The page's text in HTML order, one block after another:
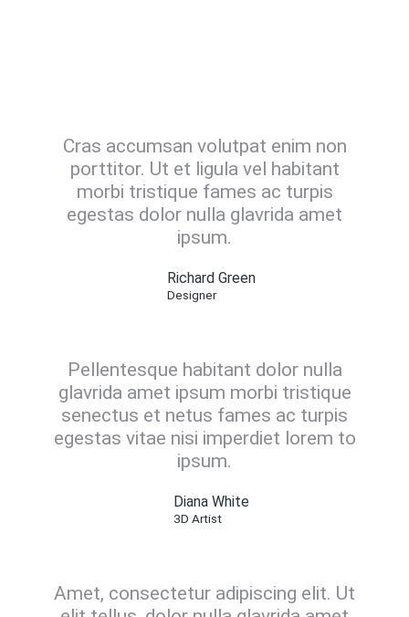
Cras accumsan volutpat enim non
porttitor. Ut et ligula vel habitant
morbi tristique fames ac turpis
egestas dolor nulla glavrida amet
ipsum.
Richard Green
Designer
Pellentesque habitant dolor nulla
glavrida amet ipsum morbi tristique
senectus et netus fames ac turpis
egestas vitae nisi imperdiet lorem to
ipsum.
Diana White
3D Artist
Amet, consectetur adipiscing elit. Ut